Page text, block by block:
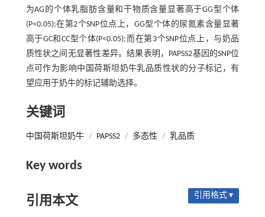
为AG的个体乳脂肪含量和干物质含量显著高于GG型个体
(P<0.05);在第2个SNP位点上，GG型个体的尿氮素含量显著
高于GC和CC型个体(P<0.05);而在第3个SNP位点上，与奶品
质性状之间无显著性差异。结果表明，PAPSS2基因的SNP位
点可作为影响中国荷斯坦奶牛乳品质性状的分子标记，有
望应用于奶牛的标记辅助选择。
关键词
中国荷斯坦奶牛 / PAPSS2 / 多态性 / 乳品质
Key words
引用本文 引用格式 ▾